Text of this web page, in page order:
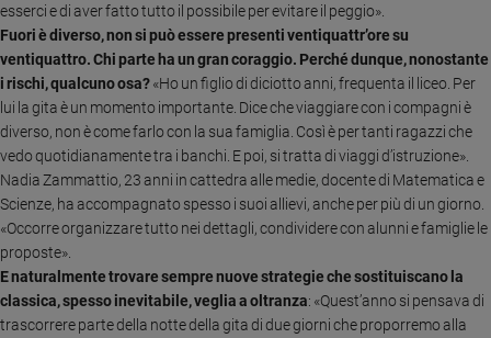
Aziende
di
valore
Caso
della
settimana
Migranti
Diversità
Costume
Cultura
esserci e di aver fatto tutto il possibile per evitare il peggio».
Fuori è diverso, non si può essere presenti ventiquattr’ore su
ventiquattro. Chi parte ha un gran coraggio. Perché dunque, nonostante
i rischi, qualcuno osa?«Ho un figlio di diciotto anni, frequenta il liceo. Per
lui la gita è un momento importante. Dice che viaggiare con i compagni è
diverso, non è come farlo con la sua famiglia. Così è per tanti ragazzi che
vedo quotidianamente tra i banchi. E poi, si tratta di viaggi d’istruzione».
Nadia Zammattio, 23 anni in cattedra alle medie, docente di Matematica e
Scienze, ha accompagnato spesso i suoi allievi, anche per più di un giorno.
«Occorre organizzare tutto nei dettagli, condividere con alunni e famiglie le
proposte».
E naturalmente trovare sempre nuove strategie che sostituiscano la
classica, spesso inevitabile, veglia a oltranza: «Quest’anno si pensava di
trascorrere parte della notte della gita di due giorni che proporremo alla